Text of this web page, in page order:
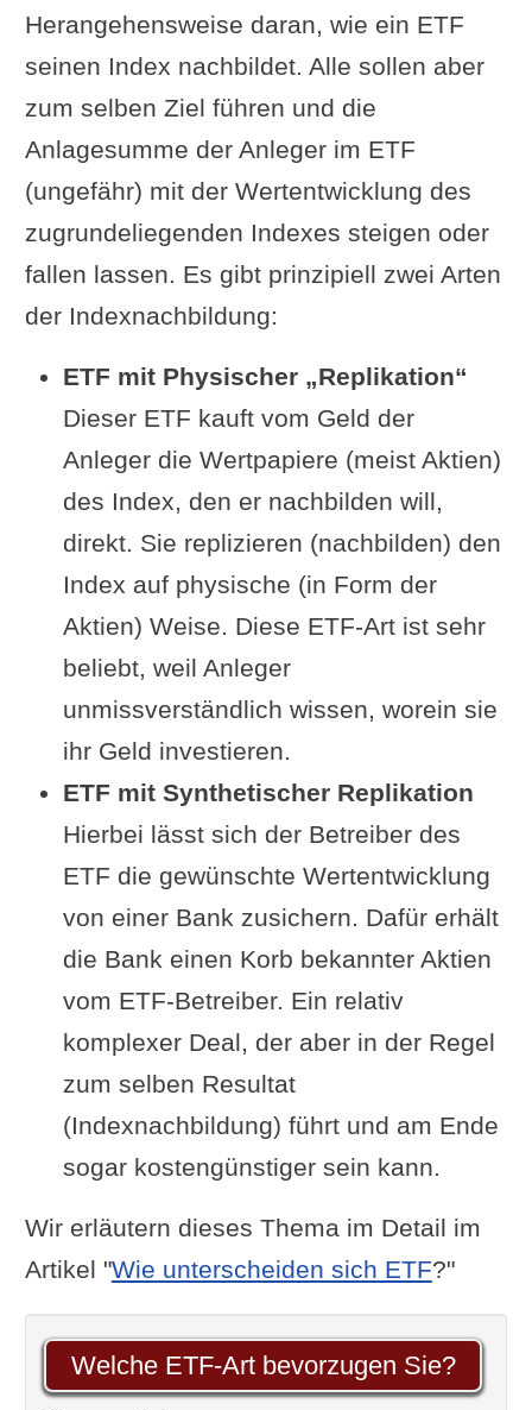
Herangehensweise daran, wie ein ETF
seinen Index nachbildet. Alle sollen aber
zum selben Ziel führen und die
Anlagesumme der Anleger im ETF
(ungefähr) mit der Wertentwicklung des
zugrundeliegenden Indexes steigen oder
fallen lassen. Es gibt prinzipiell zwei Arten
der Indexnachbildung:
ETF mit Physischer „Replikation“
Dieser ETF kauft vom Geld der
Anleger die Wertpapiere (meist Aktien)
des Index, den er nachbilden will,
direkt. Sie replizieren (nachbilden) den
Index auf physische (in Form der
Aktien) Weise. Diese ETF-Art ist sehr
beliebt, weil Anleger
unmissverständlich wissen, worein sie
ihr Geld investieren.
ETF mit Synthetischer Replikation
Hierbei lässt sich der Betreiber des
ETF die gewünschte Wertentwicklung
von einer Bank zusichern. Dafür erhält
die Bank einen Korb bekannter Aktien
vom ETF-Betreiber. Ein relativ
komplexer Deal, der aber in der Regel
zum selben Resultat
(Indexnachbildung) führt und am Ende
sogar kostengünstiger sein kann.
Wir erläutern dieses Thema im Detail im
Artikel "Wie unterscheiden sich ETF?"
Welche ETF-Art bevorzugen Sie?